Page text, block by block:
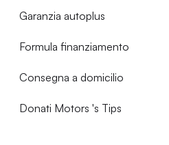
Garanzia autoplus
Formula finanziamento
Consegna a domicilio
Donati Motors 's Tips